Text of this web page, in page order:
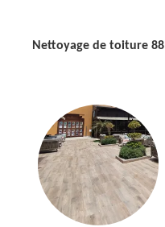
Nettoyage de toiture 88